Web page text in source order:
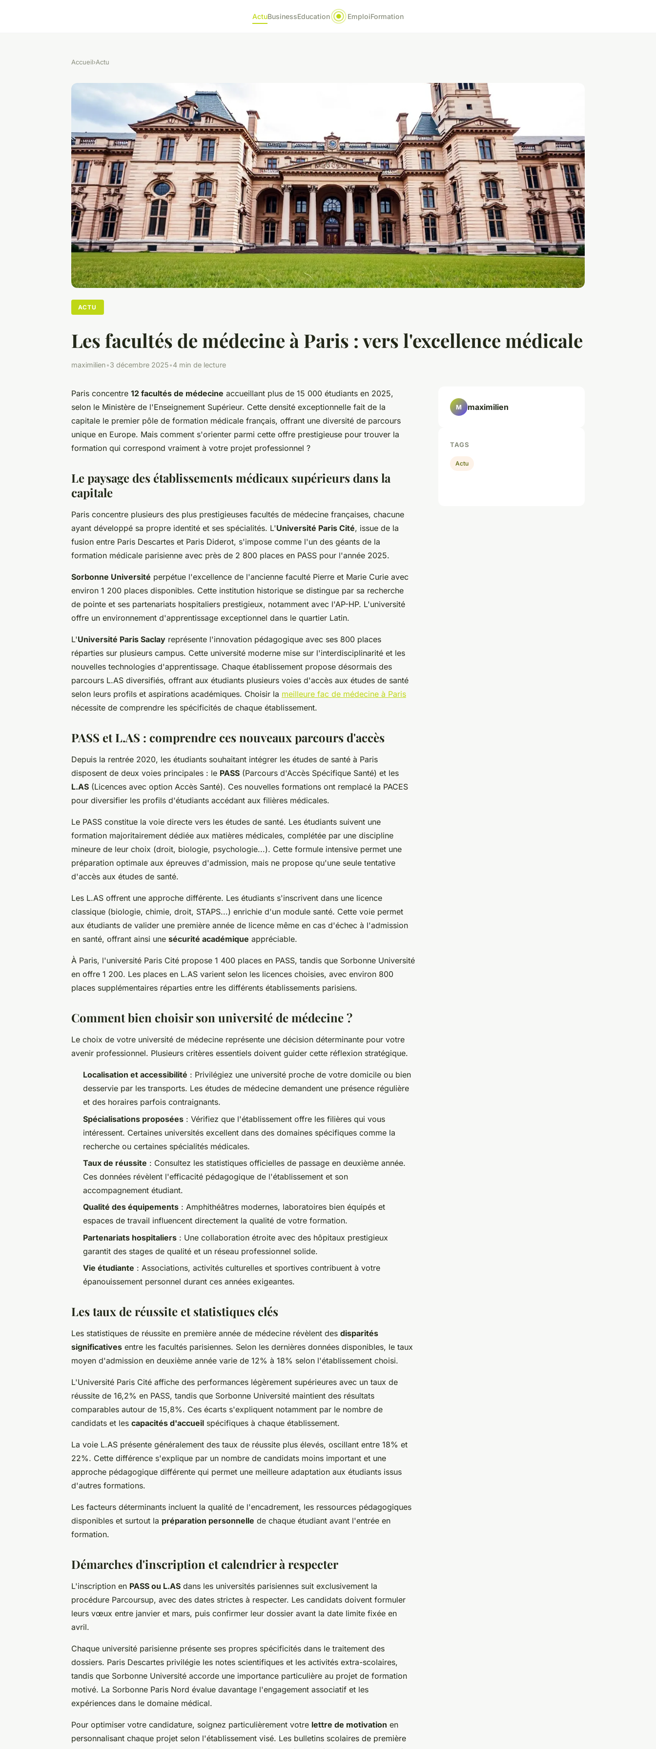
ActuBusinessEducation EmploiFormation
Accueil›Actu
ACTU
Les facultés de médecine à Paris : vers l'excellence médicale
maximilien•3 décembre 2025•4 min de lecture
Paris concentre 12 facultés de médecine accueillant plus de 15 000 étudiants en 2025,
selon le Ministère de l'Enseignement Supérieur. Cette densité exceptionnelle fait de la
capitale le premier pôle de formation médicale français, offrant une diversité de parcours
unique en Europe. Mais comment s'orienter parmi cette offre prestigieuse pour trouver la
formation qui correspond vraiment à votre projet professionnel ?
Le paysage des établissements médicaux supérieurs dans la
capitale
Paris concentre plusieurs des plus prestigieuses facultés de médecine françaises, chacune
ayant développé sa propre identité et ses spécialités. L'Université Paris Cité, issue de la
fusion entre Paris Descartes et Paris Diderot, s'impose comme l'un des géants de la
formation médicale parisienne avec près de 2 800 places en PASS pour l'année 2025.
Sorbonne Université perpétue l'excellence de l'ancienne faculté Pierre et Marie Curie avec
environ 1 200 places disponibles. Cette institution historique se distingue par sa recherche
de pointe et ses partenariats hospitaliers prestigieux, notamment avec l'AP-HP. L'université
offre un environnement d'apprentissage exceptionnel dans le quartier Latin.
L'Université Paris Saclay représente l'innovation pédagogique avec ses 800 places
réparties sur plusieurs campus. Cette université moderne mise sur l'interdisciplinarité et les
nouvelles technologies d'apprentissage. Chaque établissement propose désormais des
parcours L.AS diversifiés, offrant aux étudiants plusieurs voies d'accès aux études de santé
selon leurs profils et aspirations académiques. Choisir la meilleure fac de médecine à Paris
nécessite de comprendre les spécificités de chaque établissement.
PASS et L.AS : comprendre ces nouveaux parcours d'accès
Depuis la rentrée 2020, les étudiants souhaitant intégrer les études de santé à Paris
disposent de deux voies principales : le PASS (Parcours d'Accès Spécifique Santé) et les
L.AS (Licences avec option Accès Santé). Ces nouvelles formations ont remplacé la PACES
pour diversifier les profils d'étudiants accédant aux filières médicales.
Le PASS constitue la voie directe vers les études de santé. Les étudiants suivent une
formation majoritairement dédiée aux matières médicales, complétée par une discipline
mineure de leur choix (droit, biologie, psychologie...). Cette formule intensive permet une
préparation optimale aux épreuves d'admission, mais ne propose qu'une seule tentative
d'accès aux études de santé.
Les L.AS offrent une approche différente. Les étudiants s'inscrivent dans une licence
classique (biologie, chimie, droit, STAPS...) enrichie d'un module santé. Cette voie permet
aux étudiants de valider une première année de licence même en cas d'échec à l'admission
en santé, offrant ainsi une sécurité académique appréciable.
À Paris, l'université Paris Cité propose 1 400 places en PASS, tandis que Sorbonne Université
en offre 1 200. Les places en L.AS varient selon les licences choisies, avec environ 800
places supplémentaires réparties entre les différents établissements parisiens.
Comment bien choisir son université de médecine ?
Le choix de votre université de médecine représente une décision déterminante pour votre
avenir professionnel. Plusieurs critères essentiels doivent guider cette réflexion stratégique.
Localisation et accessibilité : Privilégiez une université proche de votre domicile ou bien
desservie par les transports. Les études de médecine demandent une présence régulière
et des horaires parfois contraignants.
Spécialisations proposées : Vérifiez que l'établissement offre les filières qui vous
intéressent. Certaines universités excellent dans des domaines spécifiques comme la
recherche ou certaines spécialités médicales.
Taux de réussite : Consultez les statistiques officielles de passage en deuxième année.
Ces données révèlent l'efficacité pédagogique de l'établissement et son
accompagnement étudiant.
Qualité des équipements : Amphithéâtres modernes, laboratoires bien équipés et
espaces de travail influencent directement la qualité de votre formation.
Partenariats hospitaliers : Une collaboration étroite avec des hôpitaux prestigieux
garantit des stages de qualité et un réseau professionnel solide.
Vie étudiante : Associations, activités culturelles et sportives contribuent à votre
épanouissement personnel durant ces années exigeantes.
Les taux de réussite et statistiques clés
Les statistiques de réussite en première année de médecine révèlent des disparités
significatives entre les facultés parisiennes. Selon les dernières données disponibles, le taux
moyen d'admission en deuxième année varie de 12% à 18% selon l'établissement choisi.
L'Université Paris Cité affiche des performances légèrement supérieures avec un taux de
réussite de 16,2% en PASS, tandis que Sorbonne Université maintient des résultats
comparables autour de 15,8%. Ces écarts s'expliquent notamment par le nombre de
candidats et les capacités d'accueil spécifiques à chaque établissement.
La voie L.AS présente généralement des taux de réussite plus élevés, oscillant entre 18% et
22%. Cette différence s'explique par un nombre de candidats moins important et une
approche pédagogique différente qui permet une meilleure adaptation aux étudiants issus
d'autres formations.
Les facteurs déterminants incluent la qualité de l'encadrement, les ressources pédagogiques
disponibles et surtout la préparation personnelle de chaque étudiant avant l'entrée en
formation.
Démarches d'inscription et calendrier à respecter
L'inscription en PASS ou L.AS dans les universités parisiennes suit exclusivement la
procédure Parcoursup, avec des dates strictes à respecter. Les candidats doivent formuler
leurs vœux entre janvier et mars, puis confirmer leur dossier avant la date limite fixée en
avril.
Chaque université parisienne présente ses propres spécificités dans le traitement des
dossiers. Paris Descartes privilégie les notes scientifiques et les activités extra-scolaires,
tandis que Sorbonne Université accorde une importance particulière au projet de formation
motivé. La Sorbonne Paris Nord évalue davantage l'engagement associatif et les
expériences dans le domaine médical.
Pour optimiser votre candidature, soignez particulièrement votre lettre de motivation en
personnalisant chaque projet selon l'établissement visé. Les bulletins scolaires de première
M maximilien
TAGS
Actu